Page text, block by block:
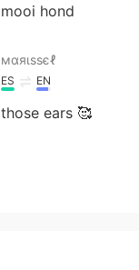
mooi hond
мαяιѕѕєℓ
ES EN
those ears 🥰